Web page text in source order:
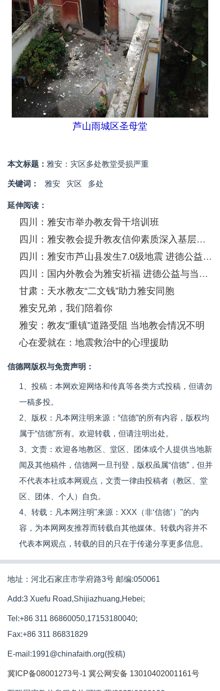
芦山雨城区圣母堂
本文标题： 雅安：灾区多处教堂受损严重
关键词： 雅安 灾区 多处
延伸阅读：
四川：雅安市举办教友骨干培训班
四川：雅安教会提升教友信仰素质深入基层举办培训
四川：雅安市芦山县发生7.0级地震 进德公益启动救援工作
四川：国内外教会为雅安祈福 进德公益与当地教会携手展开救援
甘肃：天水教友“二文钱”助力雅安同胞
雅安兄弟，我们陪着你
雅安：教友“重镇”道路受阻 当地教会情况不明
心在爱就在：地震救治中的心理援助
信德网版权与免责声明：
1、投稿：本网欢迎网络和传真等各类方式投稿，但请勿
一稿多投。
2、版权：凡本网注明来源：“信德”的所有内容，版权均
属于“信德”所有。欢迎转载，但请注明出处。
3、文责：欢迎各地教区、堂区、团体或个人提供当地新
闻及其他稿件，信德网一旦刊登，版权虽属“信德”，但并
不代表本社或本网观点，文责一律由投稿者（教区、堂
区、团体、个人）自负。
4、转载：凡本网注明"来源：XXX（非‘信德’）"的内
容，为本网网友推荐而转载自其他媒体。转载内容并不
代表本网观点，转载的目的只在于传递分享更多信息。
地址：河北石家庄市学府路3号 邮编:050061
Add:3 Xuefu Road,Shijiazhuang,Hebei;
Tel:+86 311 86860050,17153180040;
Fax:+86 311 86831829
E-mail:1991@chinafaith.org(投稿)
冀ICP备08001273号-1 冀公网安备 13010402001161号